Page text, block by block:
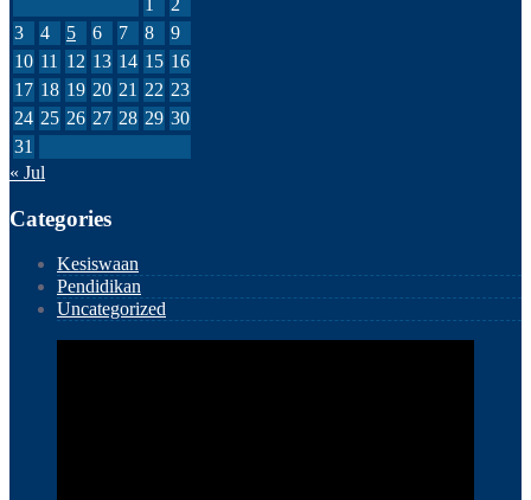
3
4 5 6 7 8
9
10 11 12 13 14 15 16
17 18 19 20 21 22 23
24 25 26 27 28 29 30
31
« Jul
Categories
Kesiswaan
Pendidikan
Uncategorized